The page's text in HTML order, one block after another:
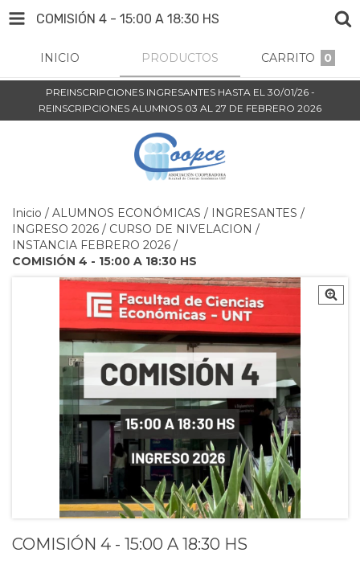
COMISIÓN 4 - 15:00 A 18:30 HS
INICIO PRODUCTOS CARRITO 0
PREINSCRIPCIONES INGRESANTES HASTA EL 30/01/26 -
REINSCRIPCIONES ALUMNOS 03 AL 27 DE FEBRERO 2026
Inicio / ALUMNOS ECONÓMICAS / INGRESANTES /
INGRESO 2026 / CURSO DE NIVELACION /
INSTANCIA FEBRERO 2026 /
COMISIÓN 4 - 15:00 A 18:30 HS
COMISIÓN 4 - 15:00 A 18:30 HS